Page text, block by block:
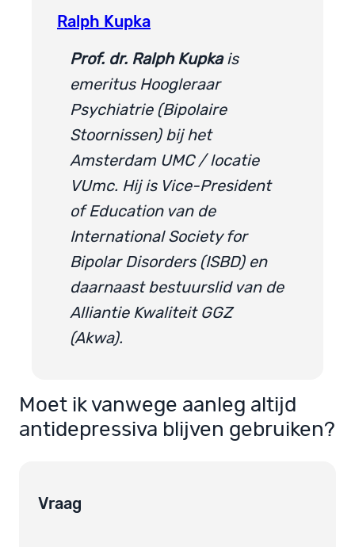
Ralph Kupka
Prof. dr. Ralph Kupkais
emeritus Hoogleraar
Psychiatrie (Bipolaire
Stoornissen) bij het
Amsterdam UMC / locatie
VUmc. Hij is Vice-President
of Education van de
International Society for
Bipolar Disorders (ISBD) en
daarnaast bestuurslid van de
Alliantie Kwaliteit GGZ
(Akwa).
Moet ik vanwege aanleg altijd
antidepressiva blijven gebruiken?
Vraag